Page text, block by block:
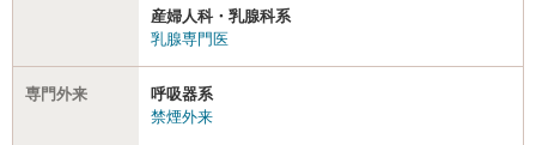
産婦人科・乳腺科系
乳腺専門医
専門外来
呼吸器系
禁煙外来